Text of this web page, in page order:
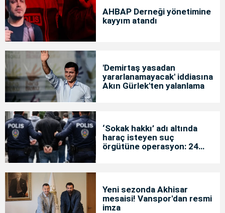
AHBAP Derneği yönetimine
kayyım atandı
'Demirtaş yasadan
yararlanamayacak' iddiasına
Akın Gürlek'ten yalanlama
‘Sokak hakkı’ adı altında
haraç isteyen suç
örgütüne operasyon: 24
Yeni sezonda Akhisar
mesaisi! Vanspor'dan resmi
imza